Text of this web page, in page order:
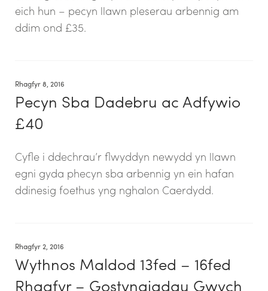
eich hun – pecyn llawn pleserau arbennig am
ddim ond £35.
Rhagfyr 8, 2016
Pecyn Sba Dadebru ac Adfywio
£40
Cyfle i ddechrau’r flwyddyn newydd yn llawn
egni gyda phecyn sba arbennig yn ein hafan
ddinesig foethus yng nghalon Caerdydd.
Rhagfyr 2, 2016
Wythnos Maldod 13fed – 16fed
Rhagfyr – Gostyngiadau Gwych